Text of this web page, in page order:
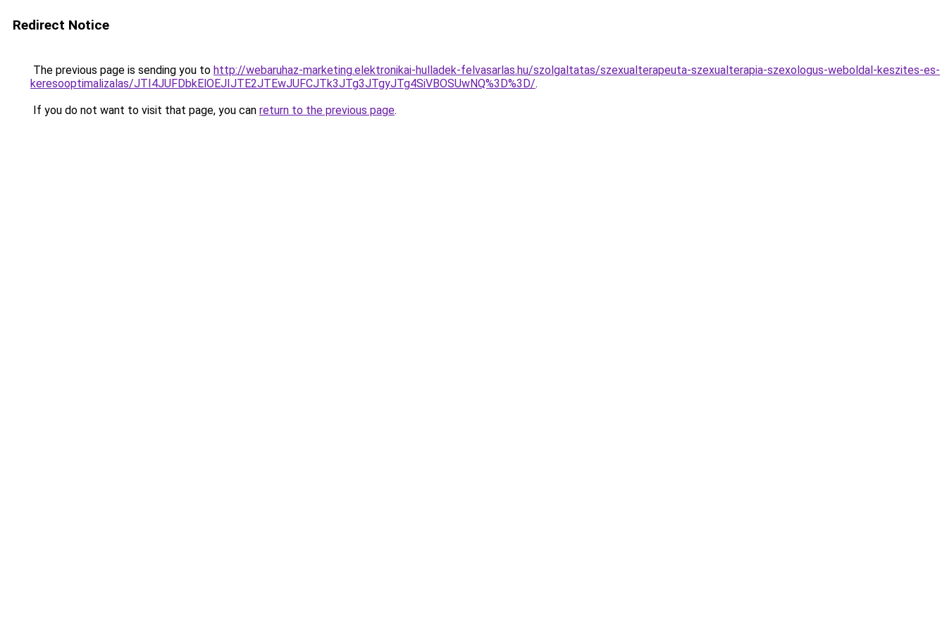
Redirect Notice
The previous page is sending you to http://webaruhaz-marketing.elektronikai-hulladek-felvasarlas.hu/szolgaltatas/szexualterapeuta-szexualterapia-szexologus-weboldal-keszites-es-
keresooptimalizalas/JTI4JUFDbkElOEJIJTE2JTEwJUFCJTk3JTg3JTgyJTg4SiVBOSUwNQ%3D%3D/.
If you do not want to visit that page, you can return to the previous page.